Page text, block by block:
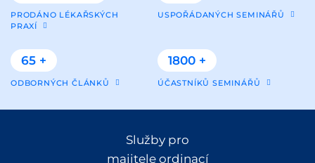
PRODÁNO LÉKAŘSKÝCH
PRAXÍ
USPOŘÁDANÝCH SEMINÁŘŮ
65 +
ODBORNÝCH ČLÁNKŮ
1800 +
ÚČASTNÍKŮ SEMINÁŘŮ
Služby pro
majitele ordinací